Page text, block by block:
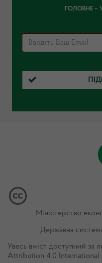
ГОЛОВНЕ –
Міністерство
Державна
Увесь вміст доступний за
Attribution 4.0 International